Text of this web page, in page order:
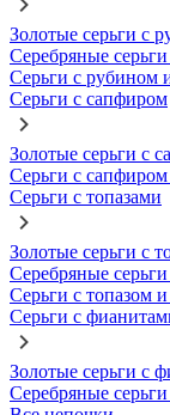
Золотые серьги с
Серебряные
Серьги с рубином
Серьги с сапфиром
Золотые серьги с
Серьги с
Серьги с топазами
Золотые серьги с
Серебряные
Серьги с топазом
Серьги с
Золотые серьги с
Серебряные